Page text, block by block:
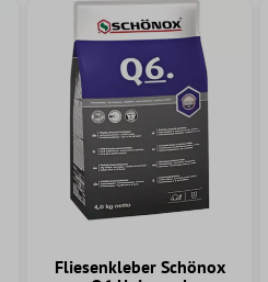
Fliesenkleber Schönox